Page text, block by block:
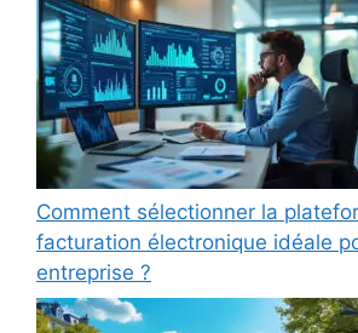
Comment sélectionner la
facturation électronique idéale
entreprise ?